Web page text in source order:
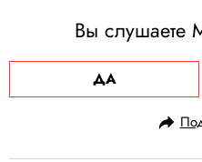
Вы слушаете
ДА